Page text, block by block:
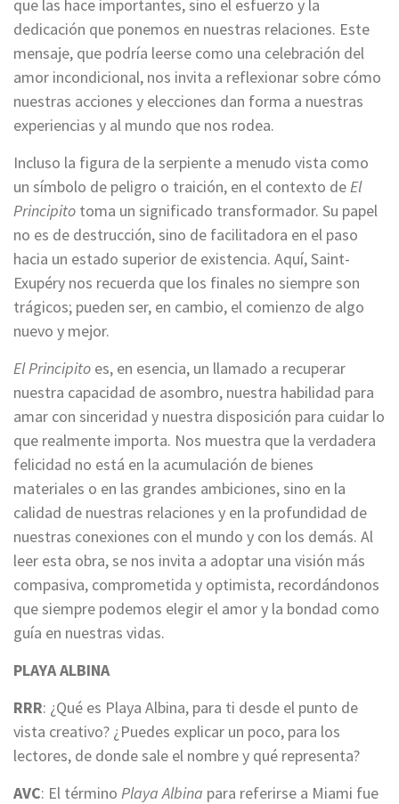
que las hace importantes, sino el esfuerzo y la
dedicación que ponemos en nuestras relaciones. Este
mensaje, que podría leerse como una celebración del
amor incondicional, nos invita a reflexionar sobre cómo
nuestras acciones y elecciones dan forma a nuestras
experiencias y al mundo que nos rodea.
Incluso la figura de la serpiente a menudo vista como
un símbolo de peligro o traición, en el contexto deEl
Principito toma un significado transformador. Su papel
no es de destrucción, sino de facilitadora en el paso
hacia un estado superior de existencia. Aquí, Saint-
Exupéry nos recuerda que los finales no siempre son
trágicos; pueden ser, en cambio, el comienzo de algo
nuevo y mejor.
El Principito es, en esencia, un llamado a recuperar
nuestra capacidad de asombro, nuestra habilidad para
amar con sinceridad y nuestra disposición para cuidar lo
que realmente importa. Nos muestra que la verdadera
felicidad no está en la acumulación de bienes
materiales o en las grandes ambiciones, sino en la
calidad de nuestras relaciones y en la profundidad de
nuestras conexiones con el mundo y con los demás. Al
leer esta obra, se nos invita a adoptar una visión más
compasiva, comprometida y optimista, recordándonos
que siempre podemos elegir el amor y la bondad como
guía en nuestras vidas.
PLAYA ALBINA
RRR: ¿Qué es Playa Albina, para ti desde el punto de
vista creativo? ¿Puedes explicar un poco, para los
lectores, de donde sale el nombre y qué representa?
AVC: El término Playa Albina para referirse a Miami fue